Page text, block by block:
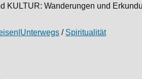
KULTUR: Wanderungen und
/ Spiritualität